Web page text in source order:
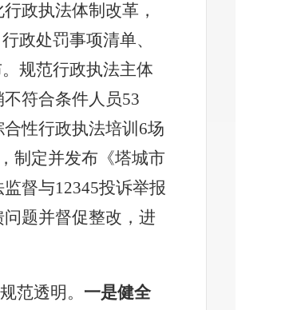
政执法体制改革，
政处罚事项清单、
规范行政执法主体
符合条件人员53
性行政执法培训 6场
制定并发布《塔城市
监督与12345投诉举报
题并督促整改，进
范透明。 一是健全